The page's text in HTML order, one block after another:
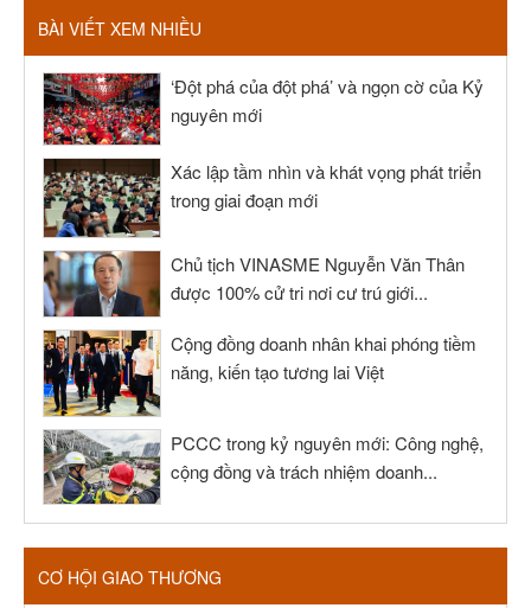
BÀI VIẾT XEM NHIỀU
‘Đột phá của đột phá’ và ngọn cờ của Kỷ
nguyên mới
Xác lập tầm nhìn và khát vọng phát triển
trong giai đoạn mới
Chủ tịch VINASME Nguyễn Văn Thân
được 100% cử tri nơi cư trú giới...
Cộng đồng doanh nhân khai phóng tiềm
năng, kiến tạo tương lai Việt
PCCC trong kỷ nguyên mới: Công nghệ,
cộng đồng và trách nhiệm doanh...
CƠ HỘI GIAO THƯƠNG